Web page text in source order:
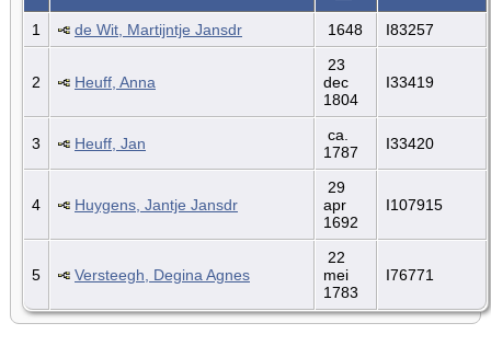
1 de Wit, Martijntje Jansdr 1648 I83257
2 Heuff, Anna
23
dec
1804
I33419
3 Heuff, Jan
ca.
1787
I33420
4 Huygens, Jantje Jansdr
29
apr
1692
I107915
5 Versteegh, Degina Agnes
22
mei
1783
I76771